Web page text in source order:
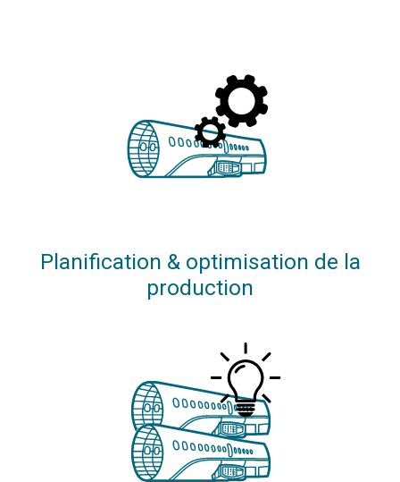
Planification & optimisation de la
production